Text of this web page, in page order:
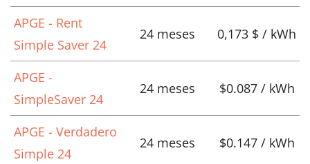
APGE - Rent
Simple Saver 24
24 meses 0,173 $ / kWh
APGE -
SimpleSaver 24
24 meses $0.087 / kWh
APGE - Verdadero
Simple 24
24 meses $0.147 / kWh